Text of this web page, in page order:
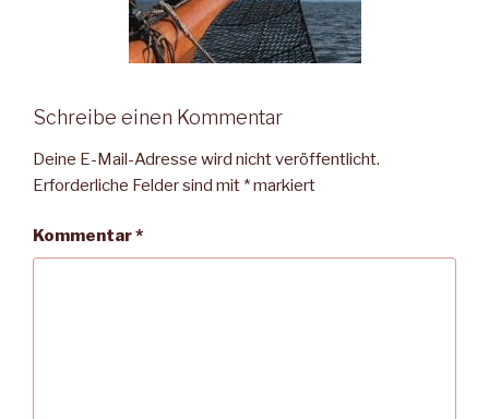
Schreibe einen Kommentar
Deine E-Mail-Adresse wird nicht veröffentlicht.
Erforderliche Felder sind mit *markiert
Kommentar*